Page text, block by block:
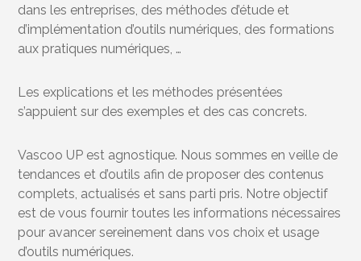
dans les entreprises, des méthodes d’étude et
d’implémentation d’outils numériques, des formations
aux pratiques numériques, …
Les explications et les méthodes présentées
s’appuient sur des exemples et des cas concrets.
Vascoo UP est agnostique. Nous sommes en veille de
tendances et d’outils afin de proposer des contenus
complets, actualisés et sans parti pris. Notre objectif
est de vous fournir toutes les informations nécessaires
pour avancer sereinement dans vos choix et usage
d’outils numériques.